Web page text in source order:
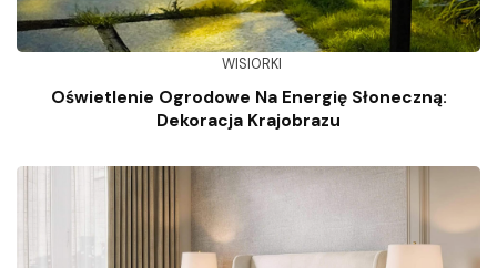
WISIORKI
Oświetlenie Ogrodowe Na Energię Słoneczną:
Dekoracja Krajobrazu